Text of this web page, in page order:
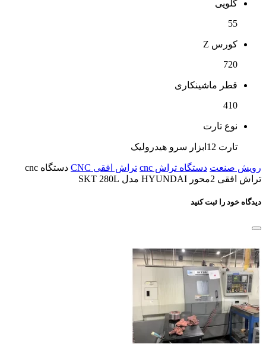
گلویی
55
کورس Z
720
قطر ماشینکاری
410
نوع تارت
تارت 12ابزار سرو هیدرولیک
رویش صنعت دستگاه تراش cnc تراش افقی CNC
دستگاه cnc
تراش افقی 2محور HYUNDAI مدل SKT 280L
دیدگاه خود را ثبت کنید